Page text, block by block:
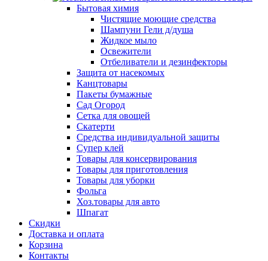
Бытовая химия
Чистящие моющие средства
Шампуни Гели д/душа
Жидкое мыло
Освежители
Отбеливатели и дезинфекторы
Защита от насекомых
Канцтовары
Пакеты бумажные
Сад Огород
Сетка для овощей
Скатерти
Средства индивидуальной защиты
Супер клей
Товары для консервирования
Товары для приготовления
Товары для уборки
Фольга
Хоз.товары для авто
Шпагат
Скидки
Доставка и оплата
Корзина
Контакты